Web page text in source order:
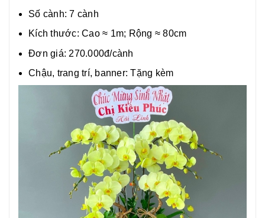
Số cành: 7 cành
Kích thước: Cao ≈ 1m; Rộng ≈ 80cm
Đơn giá: 270.000đ/cành
Chậu, trang trí, banner: Tặng kèm